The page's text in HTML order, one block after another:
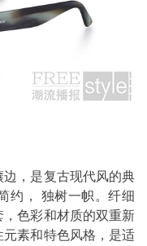
，是复古现代风的典
约， 独树一帜。纤细
色彩和材质的双重新
素和特色风格，是适